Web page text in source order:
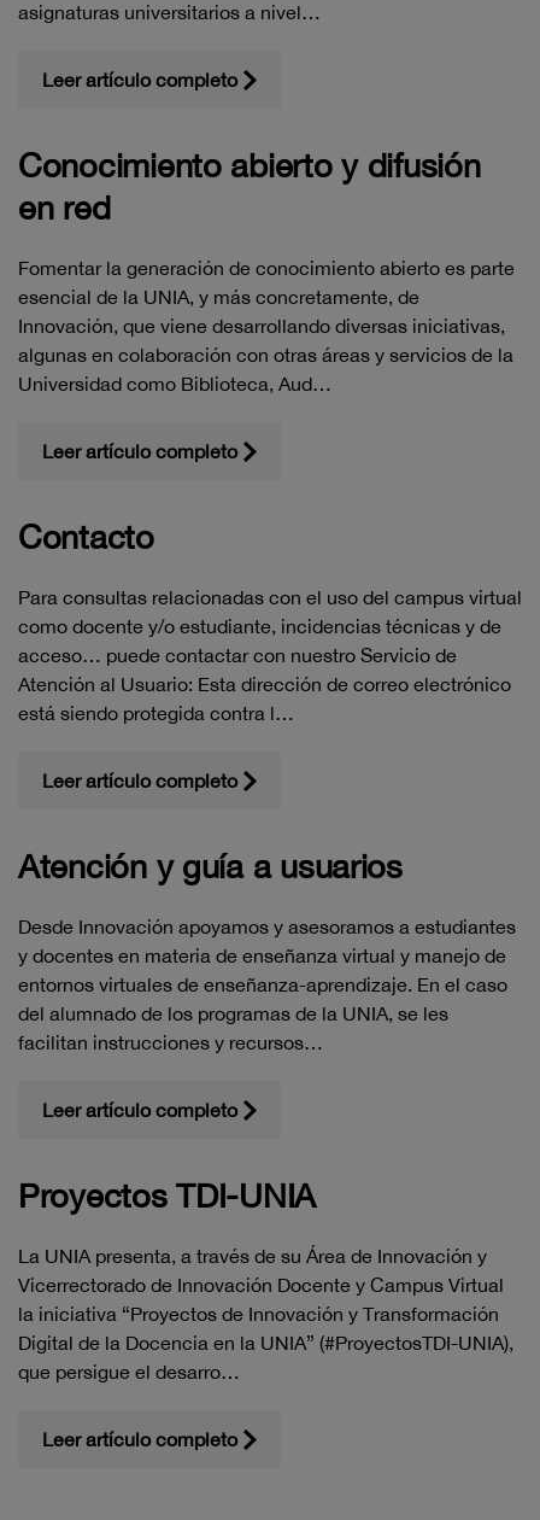
asignaturas universitarios a nivel…
Leer artículo completo
Conocimiento abierto y difusión
en red
Fomentar la generación de conocimiento abierto es parte
esencial de la UNIA, y más concretamente, de
Innovación, que viene desarrollando diversas iniciativas,
algunas en colaboración con otras áreas y servicios de la
Universidad como Biblioteca, Aud…
Leer artículo completo
Contacto
Para consultas relacionadas con el uso del campus virtual
como docente y/o estudiante, incidencias técnicas y de
acceso… puede contactar con nuestro Servicio de
Atención al Usuario: Esta dirección de correo electrónico
está siendo protegida contra l…
Leer artículo completo
Atención y guía a usuarios
Desde Innovación apoyamos y asesoramos a estudiantes
y docentes en materia de enseñanza virtual y manejo de
entornos virtuales de enseñanza-aprendizaje. En el caso
del alumnado de los programas de la UNIA, se les
facilitan instrucciones y recursos…
Leer artículo completo
Proyectos TDI-UNIA
La UNIA presenta, a través de su Área de Innovación y
Vicerrectorado de Innovación Docente y Campus Virtual
la iniciativa “Proyectos de Innovación y Transformación
Digital de la Docencia en la UNIA” (#ProyectosTDI-UNIA),
que persigue el desarro…
Leer artículo completo